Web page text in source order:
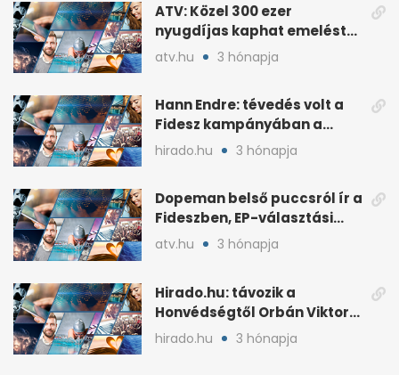
ATV: Közel 300 ezer
nyugdíjas kaphat emelést
idén a Tisza terve szerint
atv.hu 3 hónapja
Hann Endre: tévedés volt a
Fidesz kampányában a
háborús veszély
hirado.hu 3 hónapja
Dopeman belső puccsról ír a
Fideszben, EP-választási
árral
atv.hu 3 hónapja
Hirado.hu: távozik a
Honvédségtől Orbán Viktor
fia, Orbán Gáspár
hirado.hu 3 hónapja